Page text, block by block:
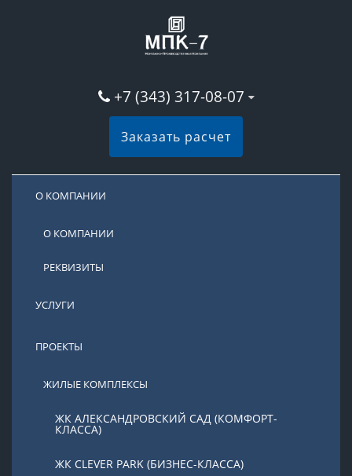
+7 (343) 317-08-07
Заказать расчет
О КОМПАНИИ
О КОМПАНИИ
РЕКВИЗИТЫ
УСЛУГИ
ПРОЕКТЫ
ЖИЛЫЕ КОМПЛЕКСЫ
ЖК АЛЕКСАНДРОВСКИЙ САД (КОМФОРТ-
КЛАССА)
ЖК CLEVER PARK (БИЗНЕС-КЛАССА)